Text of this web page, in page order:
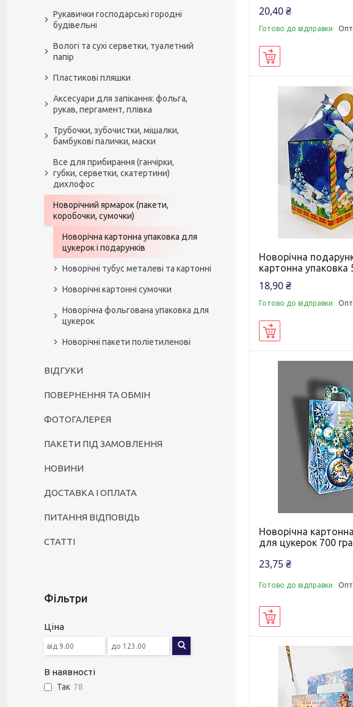
20,40 ₴
Готово до відправки
Новорічна
картонна упаковка
18,90 ₴
Готово до відправки
Новорічна
для цукерок 700
23,75 ₴
Готово до відправки
Рукавички господарські городні
будівельні
Вологі та сухі серветки, туалетний
папір
Пластикові пляшки
Аксесуари для запікання: фольга,
рукав, пергамент, плівка
Трубочки, зубочистки, мішалки,
бамбукові палички, маски
Все для прибирання (ганчірки,
губки, серветки, скатертини)
дихлофос
Новорічний ярмарок (пакети,
коробочки, сумочки)
Новорічна картонна упаковка для
цукерок і подарунків
Новорічні тубус металеві та картонні
Новорічні картонні сумочки
Новорічна фольгована упаковка для
цукерок
Новорічні пакети поліетиленові
ВІДГУКИ
ПОВЕРНЕННЯ ТА ОБМІН
ФОТОГАЛЕРЕЯ
ПАКЕТИ ПІД ЗАМОВЛЕННЯ
НОВИНИ
ДОСТАВКА І ОПЛАТА
ПИТАННЯ ВІДПОВІДЬ
СТАТТІ
Фільтри
Ціна
В наявності
Так 78